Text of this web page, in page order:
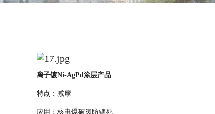
离子镀Ni-AgPd涂层产品
特点：减摩
应用：核电爆破阀防锁死